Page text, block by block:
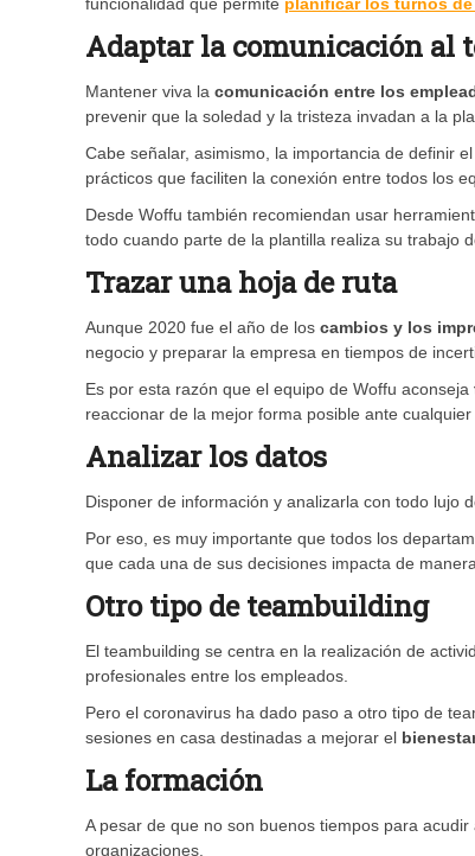
funcionalidad que permite planificar los turnos
Adaptar la comunicación al
Mantener viva la comunicación entre los
prevenir que la soledad y la tristeza invadan a la
Cabe señalar, asimismo, la importancia de definir
prácticos que faciliten la conexión entre todos los
Desde Woffu también recomiendan usar
todo cuando parte de la plantilla realiza su trabajo
Trazar una hoja de ruta
Aunque 2020 fue el año de los cambios y los
negocio y preparar la empresa en tiempos de
Es por esta razón que el equipo de Woffu aconseja
reaccionar de la mejor forma posible ante
Analizar los datos
Disponer de información y analizarla con todo lujo
Por eso, es muy importante que todos los
que cada una de sus decisiones impacta de
Otro tipo de teambuilding
El teambuilding se centra en la realización de
profesionales entre los empleados.
Pero el coronavirus ha dado paso a otro tipo de
sesiones en casa destinadas a mejorar el
La formación
A pesar de que no son buenos tiempos para
organizaciones.